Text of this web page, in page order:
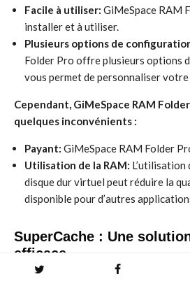
Facile à utiliser: GiMeSpace RAM
installer et à utiliser.
Plusieurs options de
Folder Pro offre plusieurs options
vous permet de personnaliser
Cependant, GiMeSpace RAM
quelques inconvénients :
Payant: GiMeSpace RAM Folder
Utilisation de la RAM: L’utilisation
disque dur virtuel peut réduire la
disponible pour d’autres
SuperCache : Une
efficace